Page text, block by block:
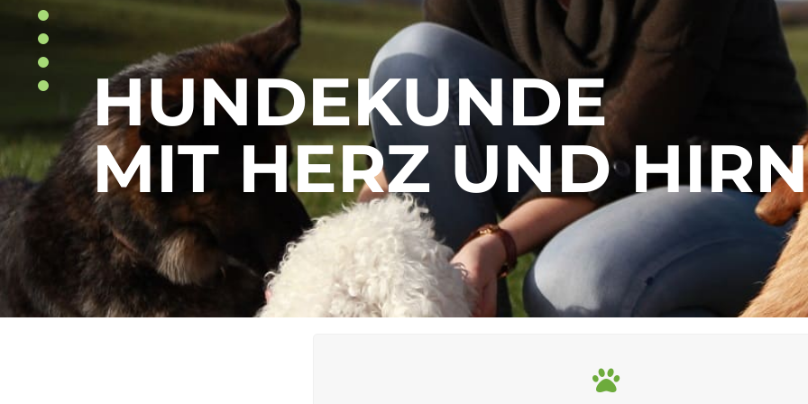
HUNDEKUNDE
MIT HERZ UND